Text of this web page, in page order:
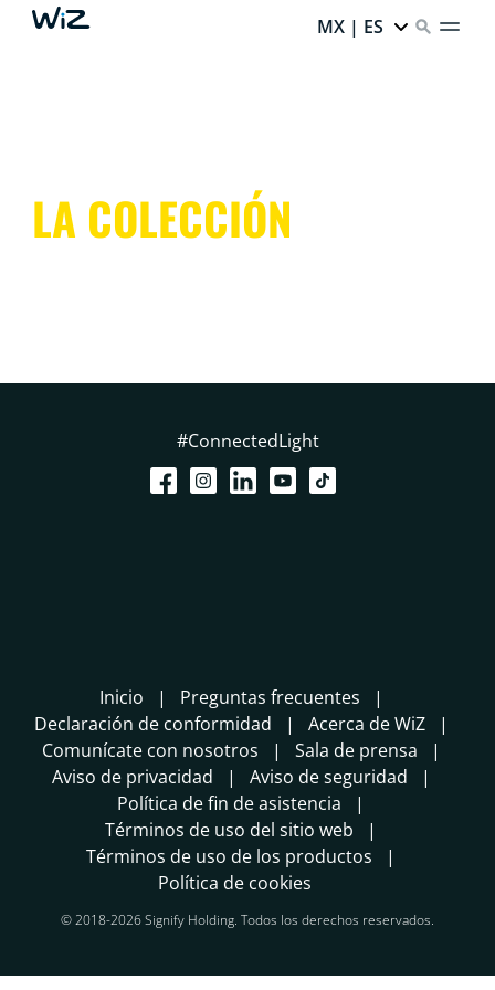
MX | ES
LA COLECCIÓN
#ConnectedLight
Inicio
Preguntas frecuentes
Declaración de conformidad
Acerca de WiZ
Comunícate con nosotros
Sala de prensa
Aviso de privacidad
Aviso de seguridad
Política de fin de asistencia
Términos de uso del sitio web
Términos de uso de los productos
Política de cookies
© 2018-2026 Signify Holding. Todos los derechos reservados.